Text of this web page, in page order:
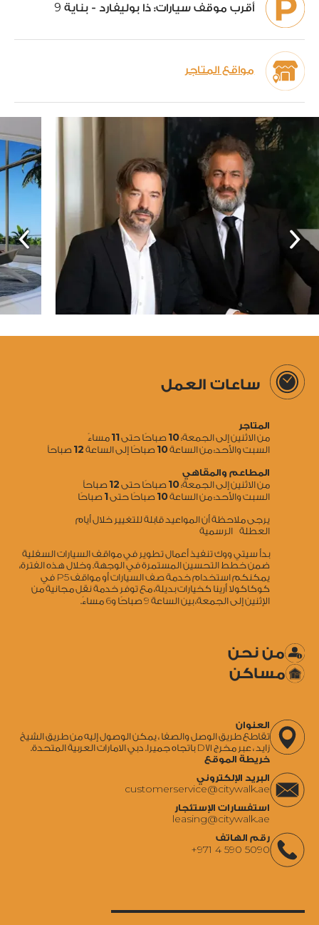
أقرب موقف سيارات: ذا بوليفارد - بناية 9
مواقع المتاجر
ساعات العمل
المتاجر
من الاثنين إلى الجمعة:10 صباحًا حتى11 مساءً
السبت والأحد: من الساعة10 صباحًا إلى الساعة 12 صباحاً
المطاعم والمقاهي
من الاثنين إلى الجمعة:10 صباحًا حتى 12 صباحاً
السبت والأحد: من الساعة10 صباحًا حتى1 صباحًا
يرجى ملاحظة أن المواعيد قابلة للتغيير خلال أيام
العطلة الرسمية
بدأ سيتي ووك تنفيذ أعمال تطوير في مواقف السيارات السفلية
ضمن خطط التحسين المستمرة في الوجهة. وخلال هذه الفترة،
يمكنكم استخدام خدمة صف السيارات أو مواقف P5
في
كوكاكولا أرينا كخيارات بديلة، مع توفر خدمة نقل مجانية من
الإثنين إلى الجمعة، بين الساعة 9صباحًا و6 مساءً.
من نحن
مساكن
العنوان
تقاطع طريق الوصل والصفا ، يمكن الوصول إليه من طريق الشيخ
زايد ، عبر مخرج D71 باتجاه جميرا. دبي الامارات العربية المتحدة.
خريطة الموقع
البريد الإلكتروني
‍customerservice@citywalk.ae
استفسارات الإستئجار
‍leasing@citywalk.ae
رقم الهاتف
+971 4 590 5090